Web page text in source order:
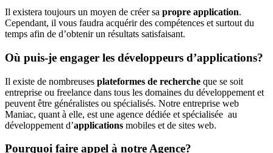
Il existera toujours un moyen de créer sa propre application.
Cependant, il vous faudra acquérir des compétences et surtout du
temps afin de d’obtenir un résultats satisfaisant.
Où puis-je engager les développeurs d’applications?
Il existe de nombreuses plateformes de recherche que se soit
entreprise ou freelance dans tous les domaines du développement et
peuvent être généralistes ou spécialisés. Notre entreprise web
Maniac, quant à elle, est une agence dédiée et spécialisée au
développement d’applications mobiles et de sites web.
Pourquoi faire appel à notre Agence?